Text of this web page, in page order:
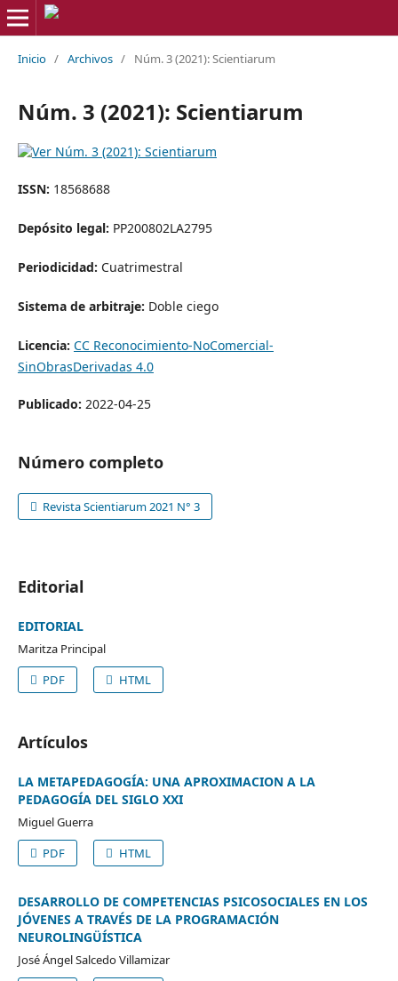
Inicio / Archivos / Núm. 3 (2021): Scientiarum
Núm. 3 (2021): Scientiarum
ISSN: 18568688
Depósito legal: PP200802LA2795
Periodicidad: Cuatrimestral
Sistema de arbitraje: Doble ciego
Licencia: CC Reconocimiento-NoComercial-
SinObrasDerivadas 4.0
Publicado: 2022-04-25
Número completo
Revista Scientiarum 2021 N° 3
Editorial
EDITORIAL
Maritza Principal
PDF
HTML
Artículos
LA METAPEDAGOGÍA: UNA APROXIMACION A LA
PEDAGOGÍA DEL SIGLO XXI
Miguel Guerra
PDF
HTML
DESARROLLO DE COMPETENCIAS PSICOSOCIALES EN LOS
JÓVENES A TRAVÉS DE LA PROGRAMACIÓN
NEUROLINGÜÍSTICA
José Ángel Salcedo Villamizar